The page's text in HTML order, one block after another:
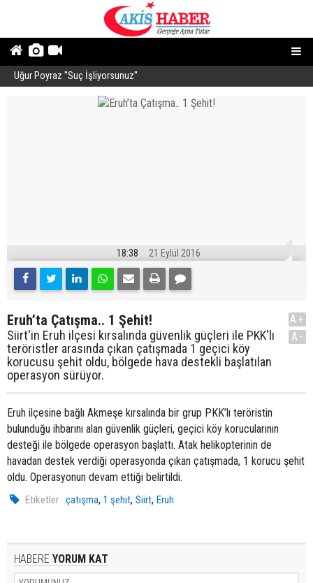
Uğur Poyraz ''Suç İşliyorsunuz''
18:38 21 Eylül 2016
Eruh’ta Çatışma.. 1 Şehit!
Siirt'in Eruh ilçesi kırsalında güvenlik güçleri ile PKK'lı
teröristler arasında çıkan çatışmada 1 geçici köy
korucusu şehit oldu, bölgede hava destekli başlatılan
operasyon sürüyor.
A+
A-
Eruh ilçesine bağlı Akmeşe kırsalında bir grup PKK’lı teröristin
bulunduğu ihbarını alan güvenlik güçleri, geçici köy korucularının
desteği ile bölgede operasyon başlattı. Atak helikopterinin de
havadan destek verdiği operasyonda çıkan çatışmada, 1 korucu şehit
oldu. Operasyonun devam ettiği belirtildi.
Etiketler : çatışma,1 şehit,Siirt,Eruh
HABERE YORUM KAT